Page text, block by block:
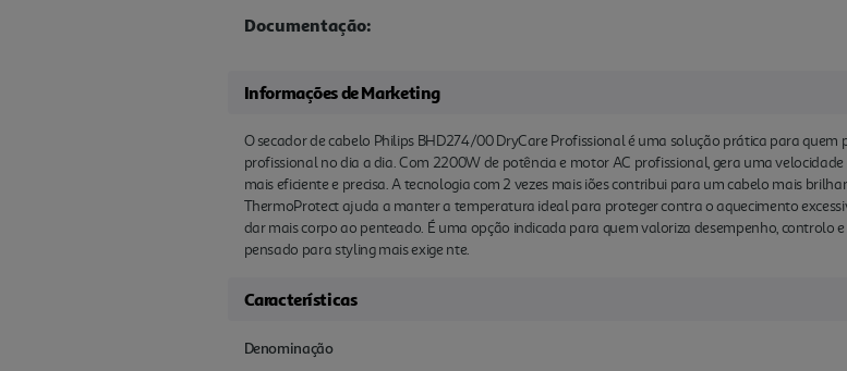
Documentação:
Informações de Marketing
O secador de cabelo Philips BHD274/00 DryCare Profissional é uma solução prática para
profissional no dia a dia. Com 2200W de potência e motor AC profissional, gera uma
mais eficiente e precisa. A tecnologia com 2 vezes mais iões contribui para um cabelo mais
ThermoProtect ajuda a manter a temperatura ideal para proteger contra o aquecimento
dar mais corpo ao penteado. É uma opção indicada para quem valoriza desempenho, controlo
pensado para styling mais exige nte.
Características
Denominação